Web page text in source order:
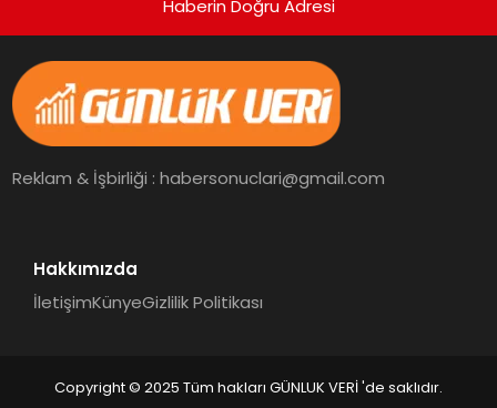
Haberin Doğru Adresi
Reklam & İşbirliği : habersonuclari@gmail.com
Hakkımızda
İletişimKünyeGizlilik Politikası
Copyright © 2025 Tüm hakları GÜNLUK VERİ 'de saklıdır.